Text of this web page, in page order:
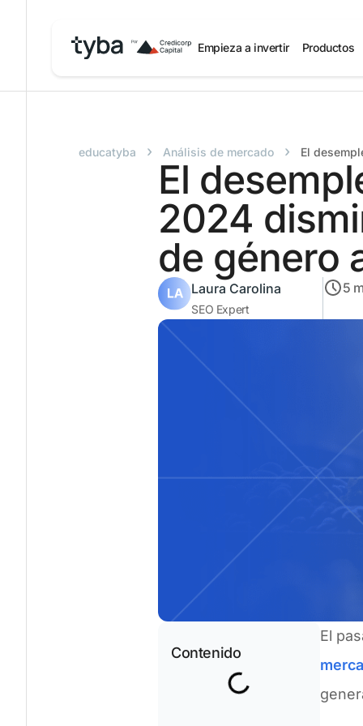
Empieza a invertir Productos
educatyba › Análisis de mercado › El
El
2024
de género
Laura Carolina
SEO Expert
5
Contenido
El